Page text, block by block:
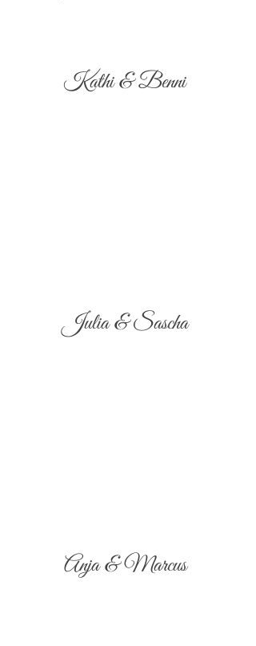
Kathi & Benni
Julia & Sascha
Anja & Marcus